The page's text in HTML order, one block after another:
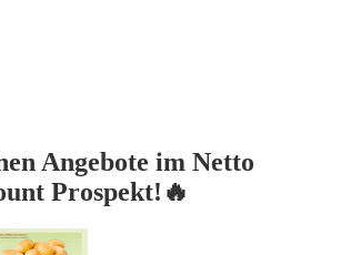
Angebote im Netto
Prospekt!🔥